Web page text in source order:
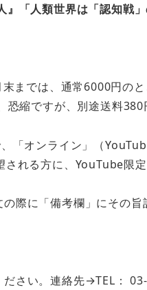
「人類世界は「認知戦」
までは、通常6000円の
縮ですが、別途送料380
「オンライン」（
れる方に、YouTube限
際に「備考欄」にその旨
ださい。連絡先→TEL：